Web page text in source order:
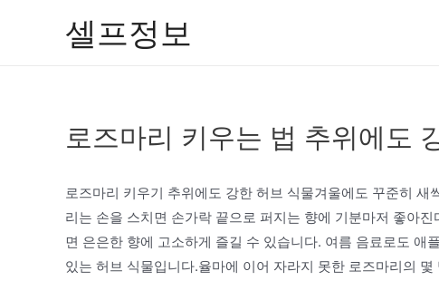
셀프정보
로즈마리 키우는 법 추위에도
로즈마리 키우기 추위에도 강한 허브 식물겨울에도 꾸준히
리는 손을 스치면 손가락 끝으로 퍼지는 향에 기분마저 좋아
면 은은한 향에 고소하게 즐길 수 있습니다. 여름 음료로도 애
있는 허브 식물입니다.율마에 이어 자라지 못한 로즈마리의